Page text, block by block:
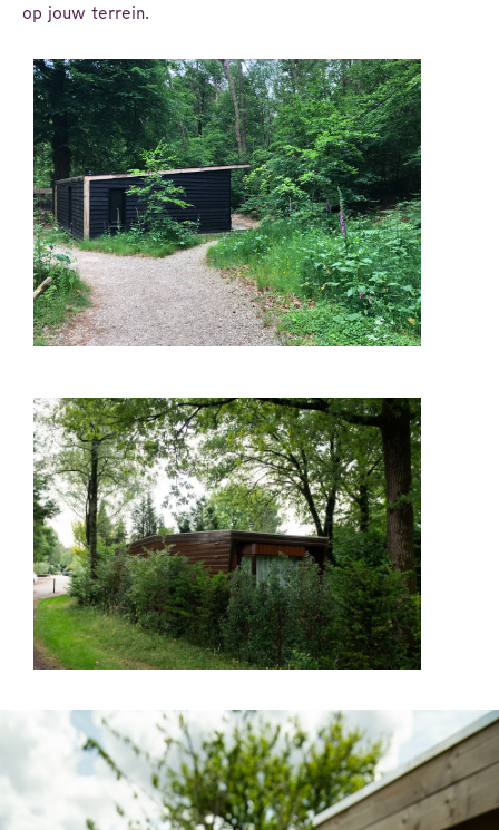
op jouw terrein.